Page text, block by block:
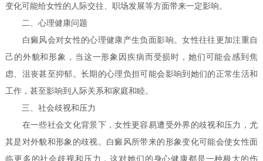
变化可能给女性的人际交往、职场发展等方面带来一定影响。
二、心理健康问题
白癜风会对女性的心理健康产生负面影响。女性往往更加注重自
己的外貌和形象，当这一形象因疾病而受损时，她们可能会感到焦
虑、沮丧甚至抑郁。长期的心理负担可能会影响到她们的正常生活和
工作，甚至影响到人际关系和家庭和睦。
三、社会歧视和压力
在一些社会文化背景下，女性更容易遭受外界的歧视和压力，尤
其是对外貌和形象的歧视。白癜风所带来的形象变化可能会使女性面
临更多的社会歧视和压力，这对她们的身心健康都是一种极大的伤